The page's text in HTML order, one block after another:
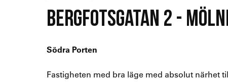
BERGFOTSGATAN 2 -
Södra Porten
Fastigheten med bra läge med absolut närhet